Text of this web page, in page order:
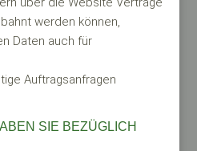
werden können,
Daten auch für
Auftragsanfragen
SIE BEZÜGLICH